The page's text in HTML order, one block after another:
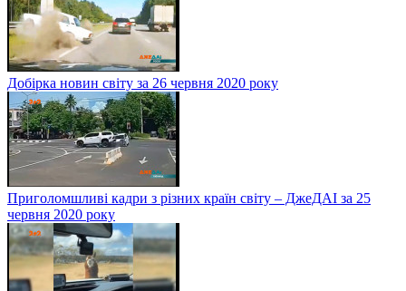
Добірка новин світу за 26 червня 2020 року
Приголомшливі кадри з різних країн світу – ДжеДАІ за 25
червня 2020 року